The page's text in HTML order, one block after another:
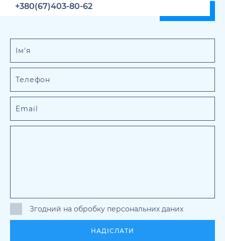
+380(67)403-80-62
Згодний на обробку персональних даних
НАДІСЛАТИ